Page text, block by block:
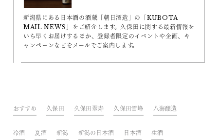
新潟県にある日本酒の酒蔵「朝日酒造」の「KUBOTA
MAIL NEWS」をご紹介します。久保田に関する最新情報を
いち早くお届けするほか、登録者限定のイベントや企画、キ
ャンペーンなどをメールでご案内します。
おすすめ 久保田 久保田翠寿 久保田雪峰 八海醸造
冷酒 夏酒 新潟 新潟の日本酒 日本酒 生酒